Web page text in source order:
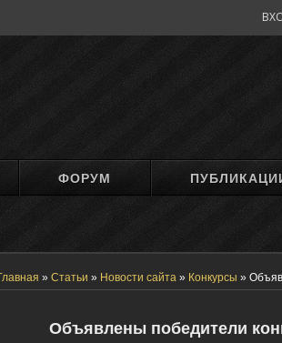
ФОРУМ
» Статьи » Новости сайта » Конкурсы »
Объявлены победители